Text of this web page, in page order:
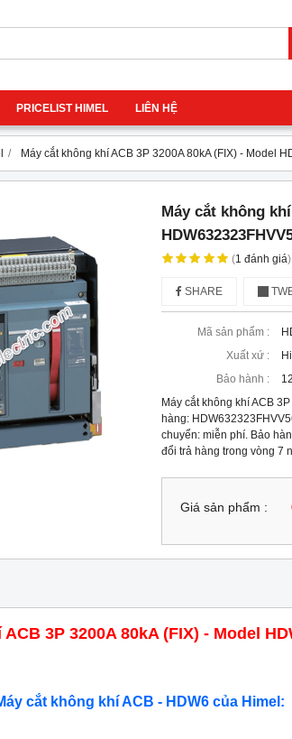
PRICELIST HIMEL LIÊN HỆ
Máy cắt không khí ACB 3P 3200A 80kA (FIX) - Model
Máy cắt không
(1đánh giá)
SHARE
Mã sản phẩm :
Xuất xứ :
Bảo hành :
Máy cắt không khí ACB
hàng:
chuyển: miễn phí. Bảo
đổi trả hàng trong vòng 7
Giá sản phẩm :
3P 3200A 80kA (FIX) - Model
cắt không khí ACB - HDW6 của Himel: